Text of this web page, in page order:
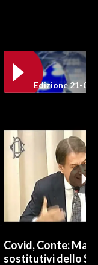
Edizione 21-05-
Covid, Conte: Mai
sostitutivi dello